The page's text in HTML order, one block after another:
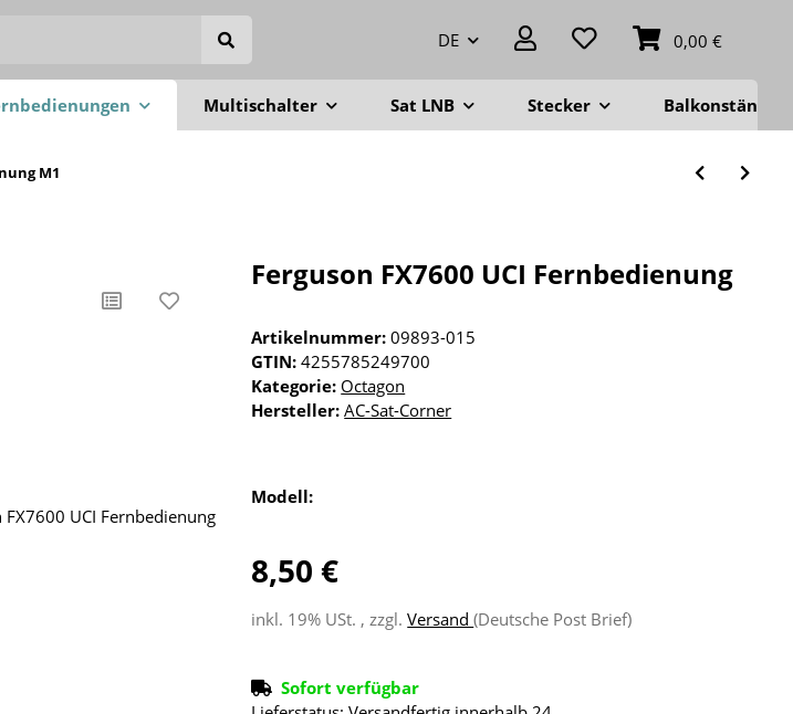
DE 0,00 €
Multischalter Sat LNB Stecker Balkonständer
M1
Ferguson FX7600 UCI Fernbedienung
Artikelnummer:09893-015
GTIN: 4255785249700
Kategorie: Octagon
Hersteller: AC-Sat-Corner
Modell:
8,50 €
inkl. 19% USt. , zzgl.Versand(Deutsche Post Brief)
Sofort verfügbar